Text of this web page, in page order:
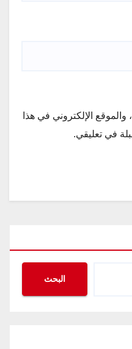
الإلكتروني في هذا
في تعليقي.
البحث